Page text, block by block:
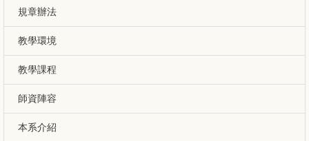
規章辦法
教學環境
教學課程
師資陣容
本系介紹